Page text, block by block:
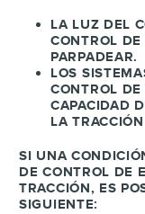
LA LUZ DEL
CONTROL
PARPADEAR.
LOS
CONTROL
CAPACIDAD
LA
SI UNA
DE CONTROL DE
TRACCIÓN, ES
SIGUIENTE: